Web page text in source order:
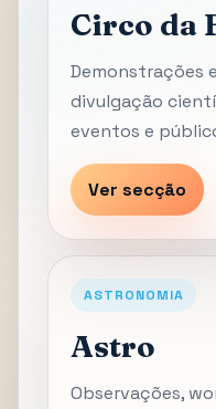
Circo da
Demonstrações
divulgação
eventos e
Ver secção
ASTRONOMIA
Astro
Observações,